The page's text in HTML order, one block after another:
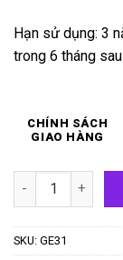
Hạn sử dụng: 3
trong 6 tháng
CHÍNH SÁCH
GIAO HÀNG
Gel se khít làm
SKU: GE31